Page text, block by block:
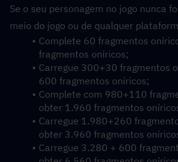
Se o seu personagem no jogo nunca
meio do jogo ou de qualquer
Complete 60 fragmentos
fragmentos oníricos;
Carregue 300+30 fragmentos
600 fragmentos oníricos;
Complete com 980+110
obter 1.960 fragmentos
Carregue 1.980+260
obter 3.960 fragmentos
Carregue 3.280 + 600